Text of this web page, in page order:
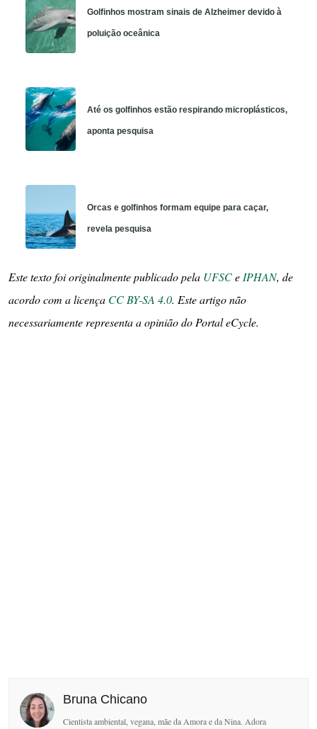
Golfinhos mostram sinais de Alzheimer devido à
poluição oceânica
Até os golfinhos estão respirando microplásticos,
aponta pesquisa
Orcas e golfinhos formam equipe para caçar,
revela pesquisa
Este texto foi originalmente publicado pela UFSCe IPHAN, de
acordo com a licença CC BY-SA 4.0. Este artigo não
necessariamente representa a opinião do Portal eCycle.
Bruna Chicano
Cientista ambiental, vegana, mãe da Amora e da Nina. Adora